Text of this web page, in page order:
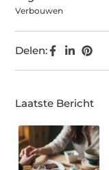
Verbouwen
Delen:
Laatste Bericht